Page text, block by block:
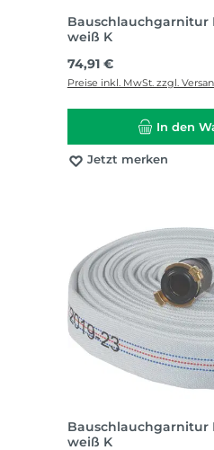
Bauschlauchgarnitur
weiß K
Regulärer Preis:
74,91 €
Preise inkl. MwSt. zzgl.
In den
Jetzt merken
Bauschlauchgarnitur
weiß K